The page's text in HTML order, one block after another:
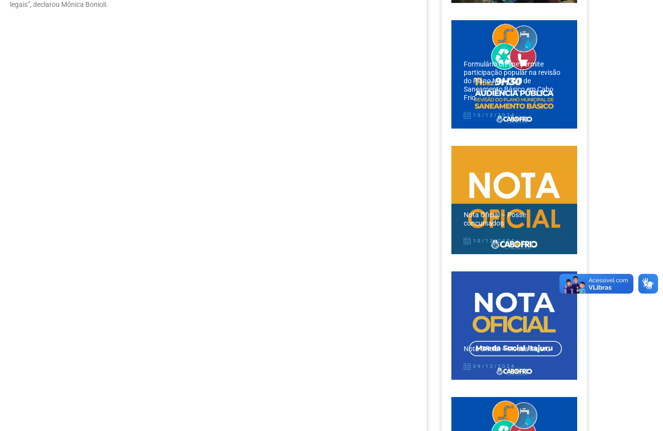
legais”, declarou Mônica Bonioli.
Formulário on-line permite
participação popular na revisão
do Plano Municipal de
Saneamento Básico em Cabo
Frio
10/12/2024
Nota Oficial – Posse
concursados
10/12/2024
Nota Oficial – Moeda Itajuru
09/12/2024